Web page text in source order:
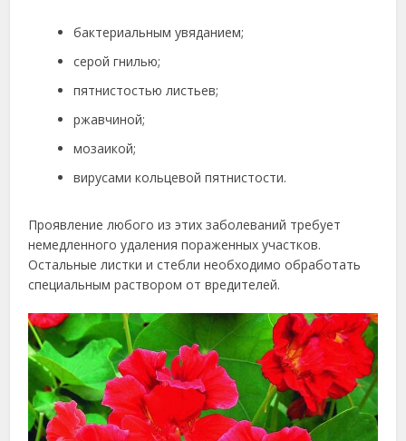
бактериальным увяданием;
серой гнилью;
пятнистостью листьев;
ржавчиной;
мозаикой;
вирусами кольцевой пятнистости.
Проявление любого из этих заболеваний требует
немедленного удаления пораженных участков.
Остальные листки и стебли необходимо обработать
специальным раствором от вредителей.